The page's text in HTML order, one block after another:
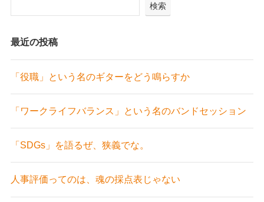
検索
最近の投稿
「役職」という名のギターをどう鳴らすか
「ワークライフバランス」という名のバンドセッション
「SDGs」を語るぜ、狭義でな。
人事評価ってのは、魂の採点表じゃない